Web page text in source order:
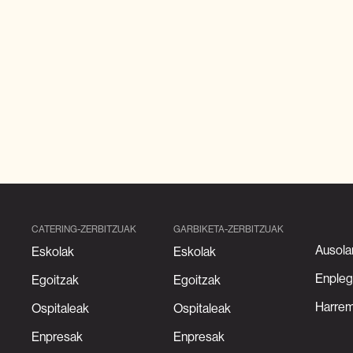
CATERING-ZERBITZUAK
Eskolak
Egoitzak
Ospitaleak
Enpresak
GARBIKETA-ZERBITZUAK
Eskolak
Egoitzak
Ospitaleak
Enpresak